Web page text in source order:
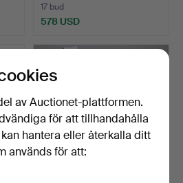
17 bud
578 USD
av Auctionet-plattformen.
för att tillhandahålla
hantera eller återkalla ditt
används för att: